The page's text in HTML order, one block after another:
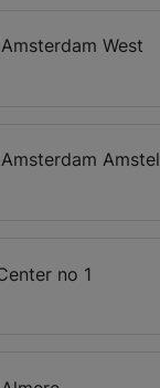
West
Amstel
no 1